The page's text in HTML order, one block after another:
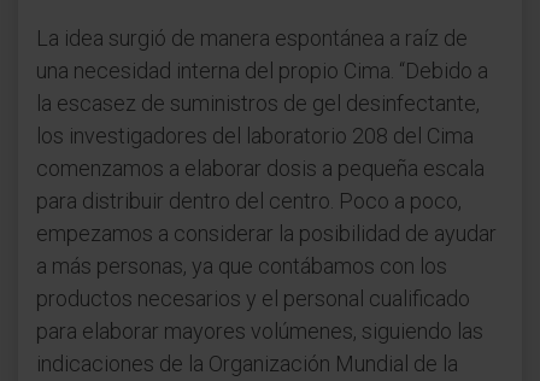
La idea surgió de manera espontánea a raíz de
una necesidad interna del propio Cima. “Debido a
la escasez de suministros de gel desinfectante,
los investigadores del laboratorio 208 del Cima
comenzamos a elaborar dosis a pequeña escala
para distribuir dentro del centro. Poco a poco,
empezamos a considerar la posibilidad de ayudar
a más personas, ya que contábamos con los
productos necesarios y el personal cualificado
para elaborar mayores volúmenes, siguiendo las
indicaciones de la Organización Mundial de la